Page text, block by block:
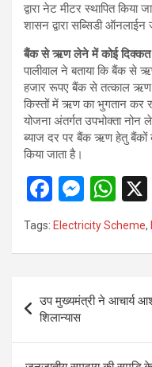
द्वारा नेट मीटर स्थापित किया
शासन द्वारा सब्सिडी ऑनलाईन
बैंक से ऋण लेने में कोई दिक्कत
पालीवाल ने बताया कि बैंक से
हजार रूपए बैंक से तत्काल
किस्तों में ऋण का भुगतान कर
योजना अंतर्गत उपभोक्ता
ब्याज दर पर बैंक ऋण हेतु बैंकों
किया जाता है।
F
a
ce
o
o
k
M
es
se
g
er
W
h
at
A
p
Tags: Electricity Scheme,
navigation
उप मुख्यमंत्री ने आचार्य
शिलान्यास